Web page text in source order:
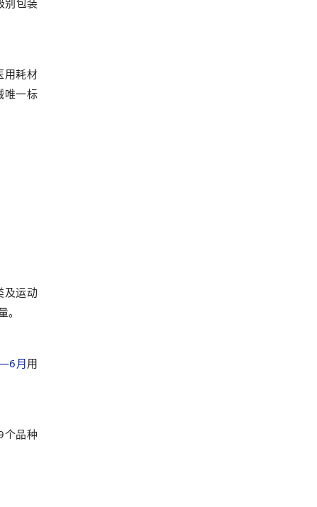
别包装
用耗材
唯一标
及运动
月用
个品种